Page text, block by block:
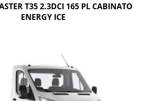
T35 2.3DCI 165 PL CABINATO
ENERGY ICE